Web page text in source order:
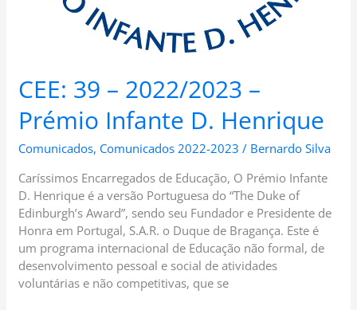
CEE: 39 – 2022/2023 –
Prémio Infante D. Henrique
Comunicados, Comunicados 2022-2023 / Bernardo Silva
Caríssimos Encarregados de Educação, O Prémio Infante
D. Henrique é a versão Portuguesa do “The Duke of
Edinburgh’s Award”, sendo seu Fundador e Presidente de
Honra em Portugal, S.A.R. o Duque de Bragança. Este é
um programa internacional de Educação não formal, de
desenvolvimento pessoal e social de atividades
voluntárias e não competitivas, que se